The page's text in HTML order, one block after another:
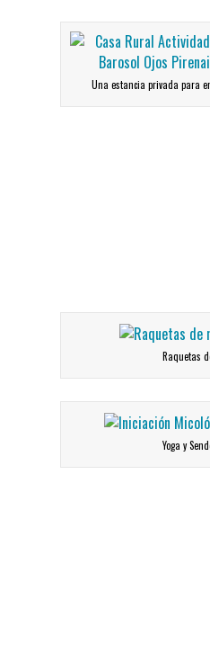
Una estancia privada para
Raquetas
Yoga y